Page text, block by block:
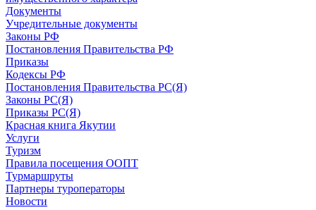
Документы
Учредительные документы
Законы РФ
Постановления Правительства РФ
Приказы
Кодексы РФ
Постановления Правительства РС(Я)
Законы РС(Я)
Приказы РС(Я)
Красная книга Якутии
Услуги
Туризм
Правила посещения ООПТ
Турмаршруты
Партнеры туроператоры
Новости